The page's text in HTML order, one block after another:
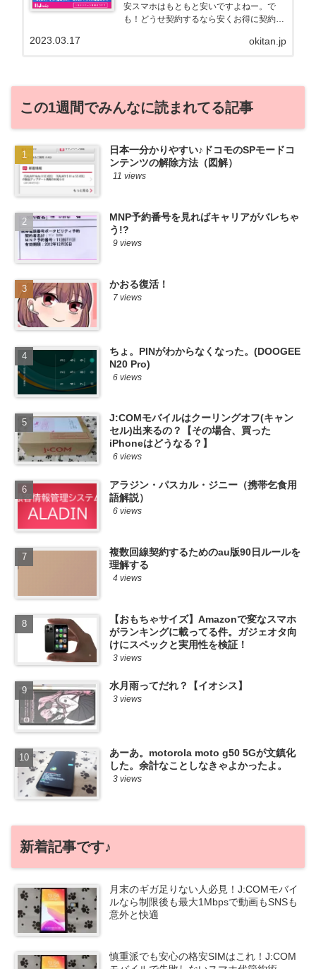
安スマホはもともと安いですよねー。で
も！どうせ契約するなら安くお得に契約し
る自身も、そういう案件を常に狙ってます
okitan.jp
2023.03.17
この1週間でみんなに読まれてる記事
日本一分かりやすい♪ドコモのSPモードコ
ンテンツの解除方法（図解）
11 views
MNP予約番号を見ればキャリアがバレちゃ
う!?
9 views
かおる復活！
7 views
ちょ。PINがわからなくなった。(DOOGEE
N20 Pro)
6 views
J:COMモバイルはクーリングオフ(キャン
セル)出来るの？【その場合、買った
iPhoneはどうなる？】
6 views
アラジン・パスカル・ジニー（携帯乞食用
語解説）
6 views
複数回線契約するためのau版90日ルールを
理解する
4 views
【おもちゃサイズ】Amazonで変なスマホ
がランキングに載ってる件。ガジェオタ向
けにスペックと実用性を検証！
3 views
水月雨ってだれ？【イオシス】
3 views
あーあ。motorola moto g50 5Gが文鎮化
した。余計なことしなきゃよかったよ。
3 views
新着記事です♪
月末のギガ足りない人必見！J:COMモバイ
ルなら制限後も最大1Mbpsで動画もSNSも
意外と快適
慎重派でも安心の格安SIMはこれ！J:COM